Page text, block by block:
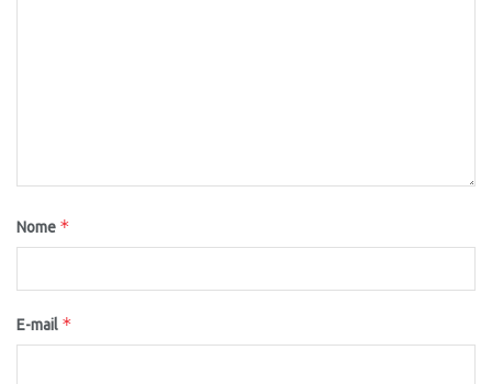
Nome *
E-mail *